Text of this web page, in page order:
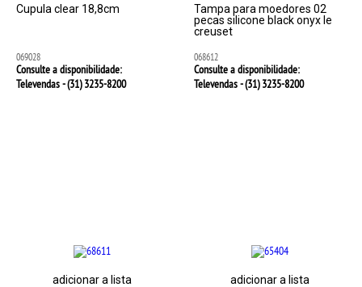
Cupula clear 18,8cm
069028
Consulte a disponibilidade:
Televendas - (31)3235-8200
Tampa para moedores 02
pecas silicone black onyx le
creuset
068612
Consulte a disponibilidade:
Televendas - (31)3235-8200
adicionar a lista adicionar a lista